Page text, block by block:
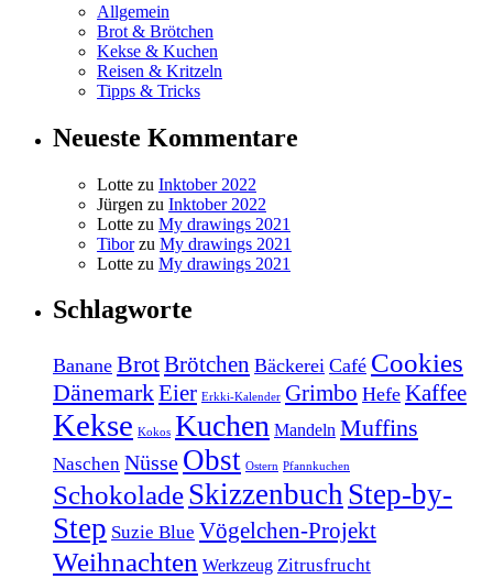
Allgemein
Brot & Brötchen
Kekse & Kuchen
Reisen & Kritzeln
Tipps & Tricks
Neueste Kommentare
Lotte zu Inktober 2022
Jürgen zu Inktober 2022
Lotte zu My drawings 2021
Tiborzu My drawings 2021
Lotte zu My drawings 2021
Schlagworte
Banane BrotBrötchen Bäckerei Café Cookies
DänemarkEier Erkki-Kalender Grimbo Hefe Kaffee
Kekse Kokos Kuchen Mandeln Muffins
Naschen Nüsse Obst Ostern Pfannkuchen
SchokoladeSkizzenbuch Step-by-
Step Suzie Blue Vögelchen-Projekt
Weihnachten Werkzeug Zitrusfrucht